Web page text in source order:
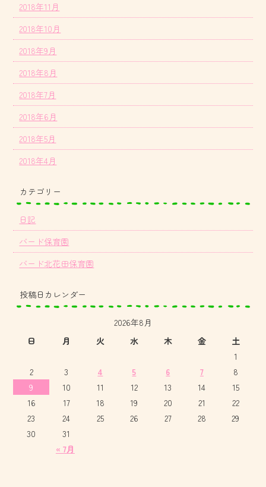
2018年11月
2018年10月
2018年9月
2018年8月
2018年7月
2018年6月
2018年5月
2018年4月
カテゴリー
日記
バード保育園
バード北花田保育園
投稿日カレンダー
2026年8月
日
月 火 水 木 金 土
« 7月
1
2
3 4 5 6 7
8
9
10 11 12 13 14
15
16
17 18 19 20 21
22
23
24 25 26 27 28
29
30
31